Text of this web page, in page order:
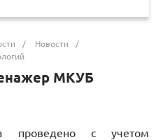
/ Новости
/
МКУБ
проведено с учетом